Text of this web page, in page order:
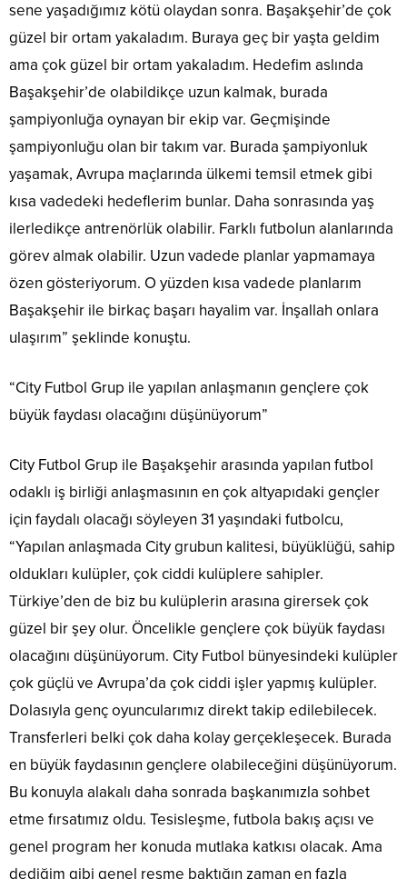
sene yaşadığımız kötü olaydan sonra. Başakşehir’de çok
güzel bir ortam yakaladım. Buraya geç bir yaşta geldim
ama çok güzel bir ortam yakaladım. Hedefim aslında
Başakşehir’de olabildikçe uzun kalmak, burada
şampiyonluğa oynayan bir ekip var. Geçmişinde
şampiyonluğu olan bir takım var. Burada şampiyonluk
yaşamak, Avrupa maçlarında ülkemi temsil etmek gibi
kısa vadedeki hedeflerim bunlar. Daha sonrasında yaş
ilerledikçe antrenörlük olabilir. Farklı futbolun alanlarında
görev almak olabilir. Uzun vadede planlar yapmamaya
özen gösteriyorum. O yüzden kısa vadede planlarım
Başakşehir ile birkaç başarı hayalim var. İnşallah onlara
ulaşırım” şeklinde konuştu.
“City Futbol Grup ile yapılan anlaşmanın gençlere çok
büyük faydası olacağını düşünüyorum”
City Futbol Grup ile Başakşehir arasında yapılan futbol
odaklı iş birliği anlaşmasının en çok altyapıdaki gençler
için faydalı olacağı söyleyen 31 yaşındaki futbolcu,
“Yapılan anlaşmada City grubun kalitesi, büyüklüğü, sahip
oldukları kulüpler, çok ciddi kulüplere sahipler.
Türkiye’den de biz bu kulüplerin arasına girersek çok
güzel bir şey olur. Öncelikle gençlere çok büyük faydası
olacağını düşünüyorum. City Futbol bünyesindeki kulüpler
çok güçlü ve Avrupa’da çok ciddi işler yapmış kulüpler.
Dolasıyla genç oyuncularımız direkt takip edilebilecek.
Transferleri belki çok daha kolay gerçekleşecek. Burada
en büyük faydasının gençlere olabileceğini düşünüyorum.
Bu konuyla alakalı daha sonrada başkanımızla sohbet
etme fırsatımız oldu. Tesisleşme, futbola bakış açısı ve
genel program her konuda mutlaka katkısı olacak. Ama
dediğim gibi genel resme baktığın zaman en fazla